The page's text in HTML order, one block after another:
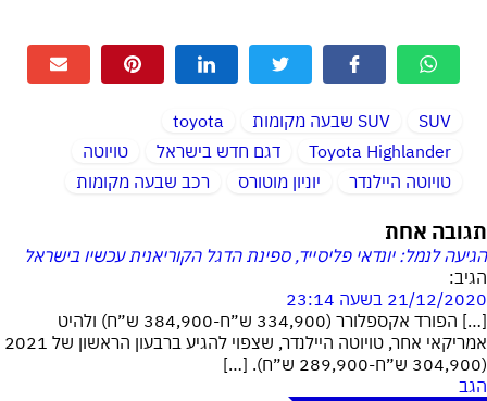
SUV SUV שבעה מקומות
toyota
Toyota Highlander
דגם חדש בישראל
טויוטה
טויוטה היילנדר
יוניון מוטורס רכב שבעה מקומות
תגובה אחת
הגיעה לנמל: יונדאי פליסייד, ספינת הדגל הקוריאנית עכשיו בישראל
הגיב:
21/12/2020 בשעה 23:14
[…] הפורד אקספלורר (334,900 ש״ח-384,900 ש״ח) ולהיט
אמריקאי אחר, טויוטה היילנדר, שצפוי להגיע ברבעון הראשון של 2021
(304,900 ש״ח-289,900 ש״ח). […]
הגב